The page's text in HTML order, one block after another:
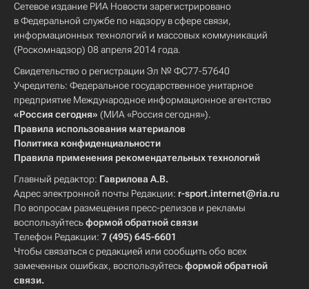
Сетевое издание РИА Новости зарегистрировано
в Федеральной службе по надзору в сфере связи,
информационных технологий и массовых коммуникаций
(Роскомнадзор) 08 апреля 2014 года.
Свидетельство о регистрации Эл № ФС77-57640
Учредитель: Федеральное государственное унитарное
предприятие Международное информационное агентство
«Россия сегодня» (МИА «Россия сегодня»).
Правила использования материалов
Политика конфиденциальности
Правила применения рекомендательных технологий
Главный редактор: Гаврилова А.В.
Адрес электронной почты Редакции: r-sport.internet@ria.ru
По вопросам размещения пресс-релизов и рекламы
воспользуйтесьформой обратной связи
Телефон Редакции: 7 (495) 645-6601
Чтобы связаться с редакцией или сообщить обо всех
замеченных ошибках, воспользуйтесьформой обратной
связи.